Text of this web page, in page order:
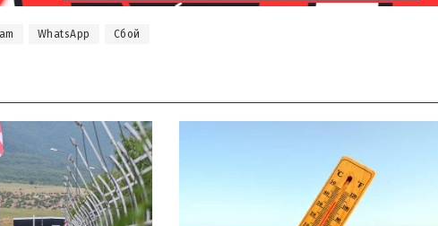
WhatsApp Сбой